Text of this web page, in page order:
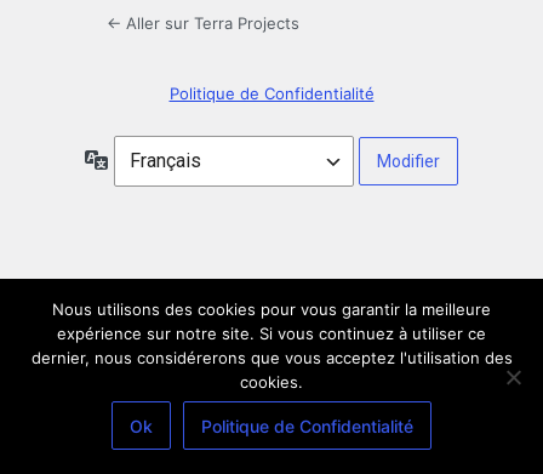
← Aller sur Terra Projects
Politique de Confidentialité
Langue
Nous utilisons des cookies pour vous garantir la meilleure
expérience sur notre site. Si vous continuez à utiliser ce
dernier, nous considérerons que vous acceptez l'utilisation des
cookies.
Ok Politique de Confidentialité